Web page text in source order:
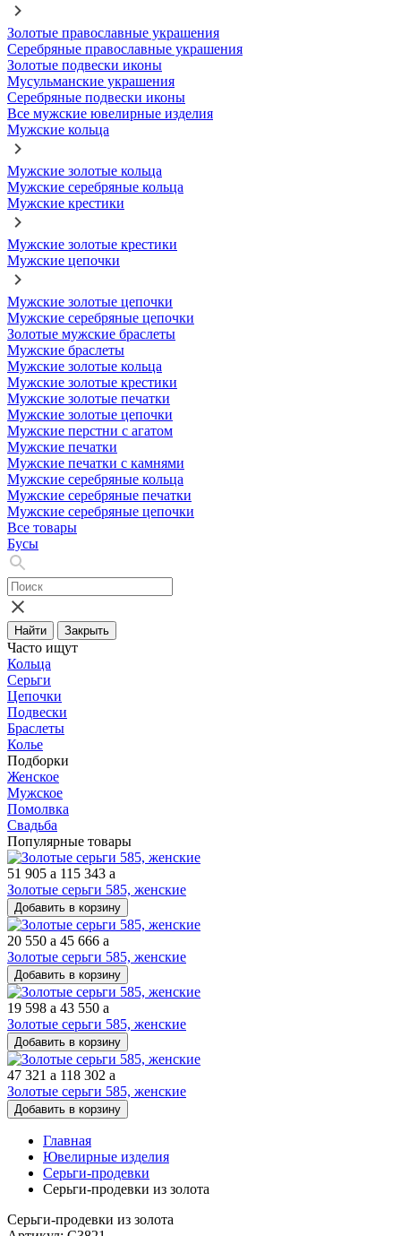
Золотые православные украшения
Серебряные православные украшения
Золотые подвески иконы
Мусульманские украшения
Серебряные подвески иконы
Все мужские ювелирные изделия
Мужские кольца
Мужские золотые кольца
Мужские серебряные кольца
Мужские крестики
Мужские золотые крестики
Мужские цепочки
Мужские золотые цепочки
Мужские серебряные цепочки
Золотые мужские браслеты
Мужские браслеты
Мужские золотые кольца
Мужские золотые крестики
Мужские золотые печатки
Мужские золотые цепочки
Мужские перстни с агатом
Мужские печатки
Мужские печатки с камнями
Мужские серебряные кольца
Мужские серебряные печатки
Мужские серебряные цепочки
Все товары
Бусы
Найти Закрыть
Часто ищут
Кольца
Серьги
Цепочки
Подвески
Браслеты
Колье
Подборки
Женское
Мужское
Помолвка
Свадьба
Популярные товары
51 905 a 115 343 a
Золотые серьги 585, женские
Добавить в корзину
20 550 a 45 666 a
Золотые серьги 585, женские
Добавить в корзину
19 598 a 43 550 a
Золотые серьги 585, женские
Добавить в корзину
47 321 a 118 302 a
Золотые серьги 585, женские
Добавить в корзину
Главная
Ювелирные изделия
Серьги-продевки
Серьги-продевки из золота
Серьги-продевки из золота